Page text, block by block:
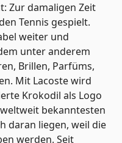
Zur damaligen Zeit
Tennis gespielt.
weiter und
unter anderem
Brillen, Parfüms,
Mit Lacoste wird
Krokodil als Logo
bekanntesten
daran liegen, weil die
werden. Seit